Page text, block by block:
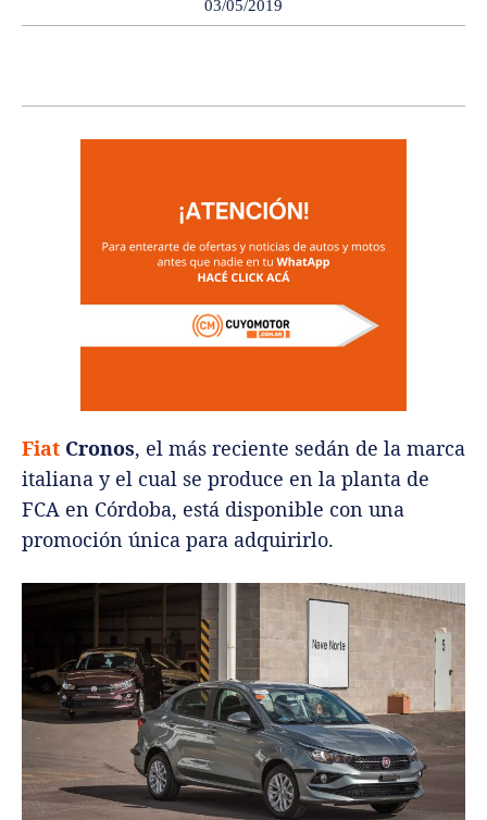
03/05/2019
Fiat Cronos, el más reciente sedán de la marca
italiana y el cual se produce en la planta de
FCA en Córdoba, está disponible con una
promoción única para adquirirlo.